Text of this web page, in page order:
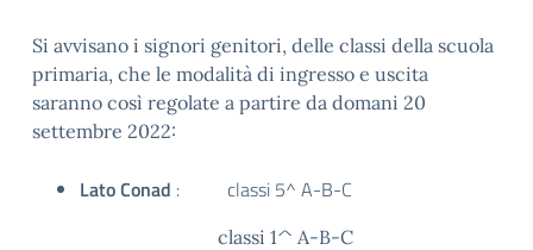
Si avvisano i signori genitori, delle classi della scuola
primaria, che le modalità di ingresso e uscita
saranno così regolate a partire da domani 20
settembre 2022:
Lato Conad : classi 5^ A-B-C
classi 1^ A-B-C